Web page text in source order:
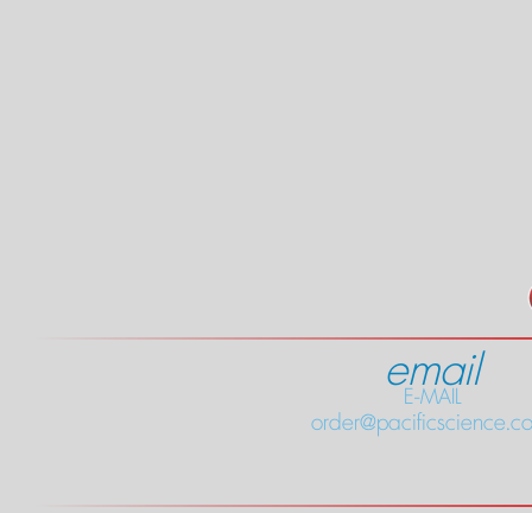
email
E-MAIL